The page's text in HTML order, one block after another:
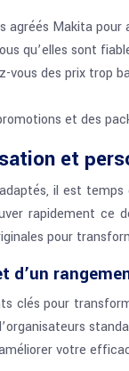
agréés Makita
qu’elles sont
vous des prix trop
et des
et
il est
rapidement ce
pour
d’un
clés pour
votre